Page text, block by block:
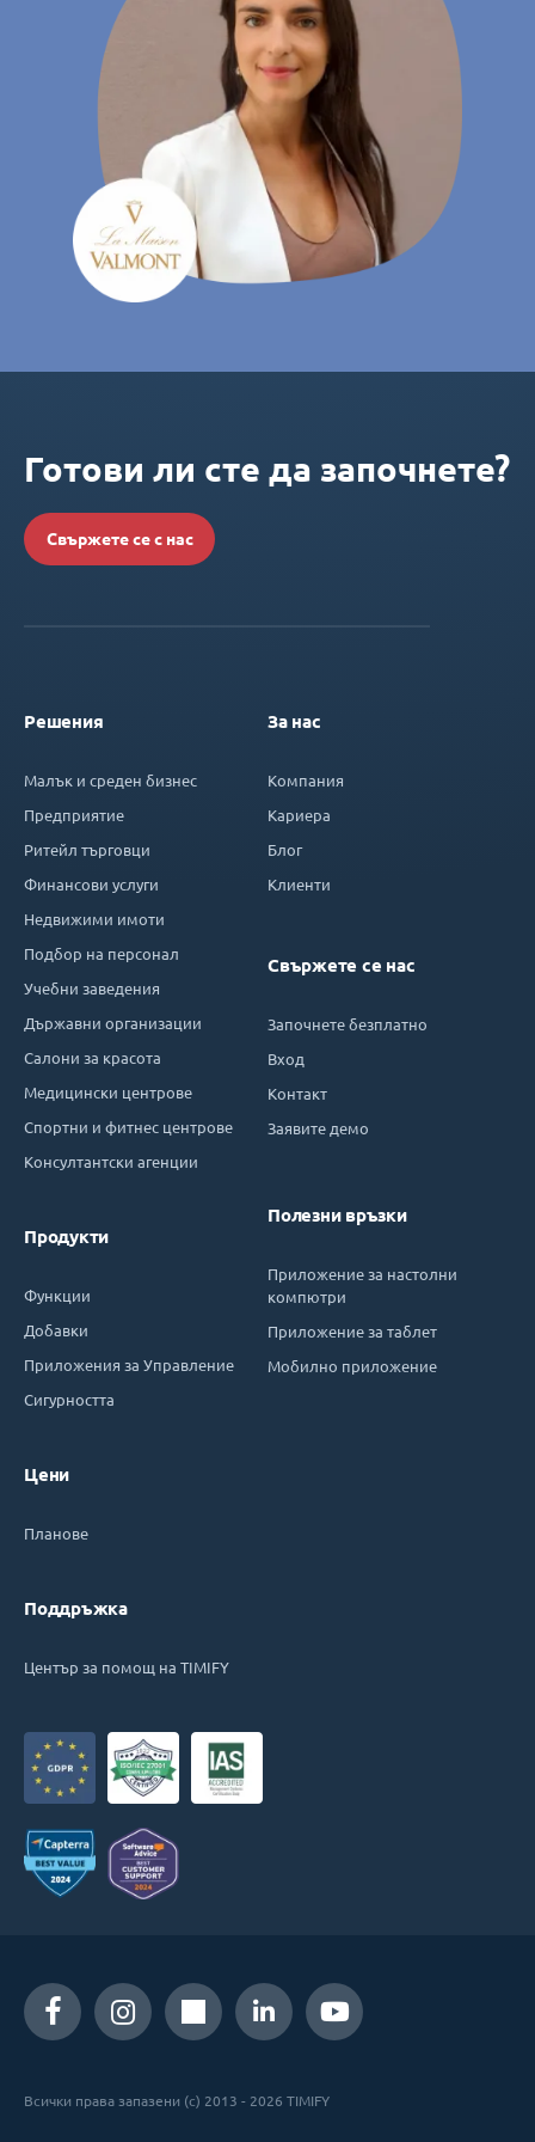
Готови ли сте да започнете?
Свържете се с нас
Решения
Малък и среден бизнес
Предприятие
Ритейл търговци
Финансови услуги
Недвижими имоти
Подбор на персонал
Учебни заведения
Държавни организации
Салони за красота
Медицински центрове
Спортни и фитнес центрове
Консултантски агенции
Продукти
Функции
Добавки
Приложения за Управление
Сигурността
Цени
Планове
Поддръжка
Център за помощ на TIMIFY
За нас
Компания
Кариера
Блог
Клиенти
Свържете се нас
Започнете безплатно
Вход
Контакт
Заявите демо
Полезни връзки
Приложение за настолни
компютри
Приложение за таблет
Мобилно приложение
Всички права запазени (c) 2013 - 2026 TIMIFY